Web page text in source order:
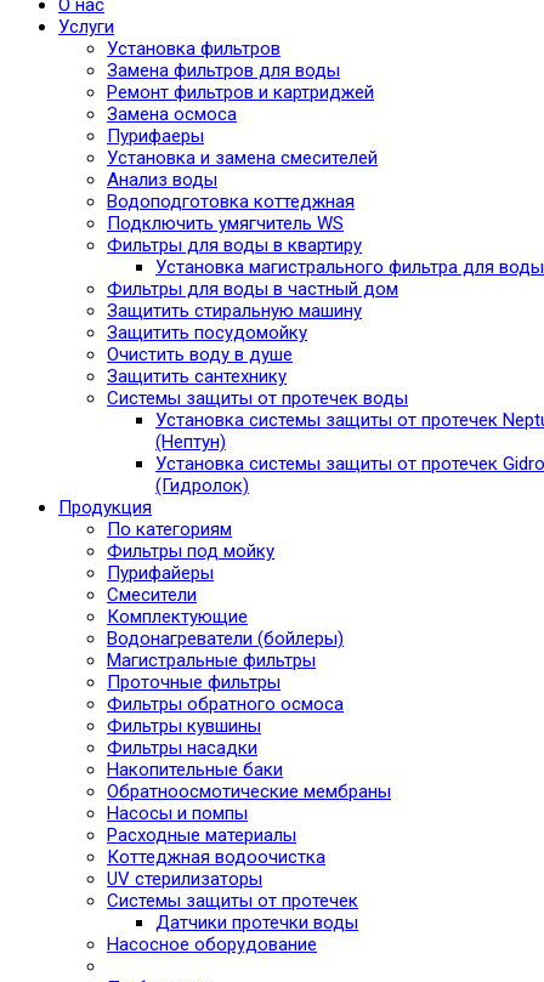
О нас
Услуги
Установка фильтров
Замена фильтров для воды
Ремонт фильтров и картриджей
Замена осмоса
Пурифаеры
Установка и замена смесителей
Анализ воды
Водоподготовка коттеджная
Подключить умягчитель WS
Фильтры для воды в квартиру
Установка магистрального фильтра для воды
Фильтры для воды в частный дом
Защитить стиральную машину
Защитить посудомойку
Очистить воду в душе
Защитить сантехнику
Системы защиты от протечек воды
Установка системы защиты от протечек
(Нептун)
Установка системы защиты от протечек
(Гидролок)
Продукция
По категориям
Фильтры под мойку
Пурифайеры
Смесители
Комплектующие
Водонагреватели (бойлеры)
Магистральные фильтры
Проточные фильтры
Фильтры обратного осмоса
Фильтры кувшины
Фильтры насадки
Накопительные баки
Обратноосмотические мембраны
Насосы и помпы
Расходные материалы
Коттеджная водоочистка
UV стерилизаторы
Системы защиты от протечек
Датчики протечки воды
Насосное оборудование